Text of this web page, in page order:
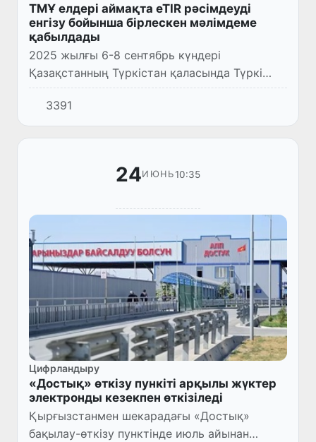
TМҰ елдері аймақта eTIR рәсімдеуді
енгізу бойынша бірлескен мәлімдеме
қабылдады
2025 жылғы 6-8 сентябрь күндері
Қазақстанның Түркістан қаласында Түркі
мемлекеттері ұйымына мүше
мемлекеттердің кеден қызметтері
басшыларының XI кездесуі болып өтті.
3391
24ИЮНЬ10:35
Цифрландыру
«Достық» өткізу пункіті арқылы жүктер
электронды кезекпен өткізіледі
Қырғызстанмен шекарадағы «Достық»
бақылау-өткізу пунктінде июль айынан